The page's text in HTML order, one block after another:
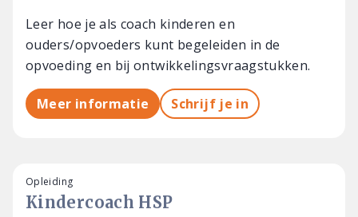
Leer hoe je als coach kinderen en
ouders/opvoeders kunt begeleiden in de
opvoeding en bij ontwikkelingsvraagstukken.
Meer informatie Schrijf je in
Kindercoach HSP
Opleiding